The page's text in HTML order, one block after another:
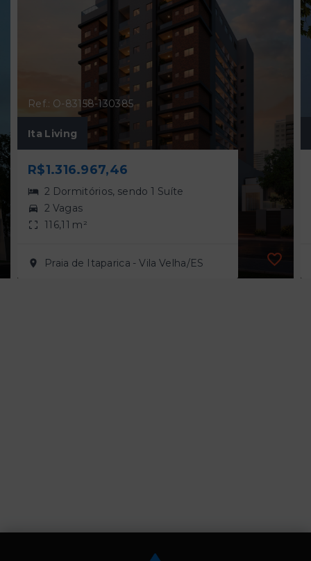
Ref.: O-83158-130385
Ita Living
R$1.316.967,46
2 Dormitórios, sendo 1 Suíte
2 Vagas
116,11 m²
Praia de Itaparica - Vila Velha/ES